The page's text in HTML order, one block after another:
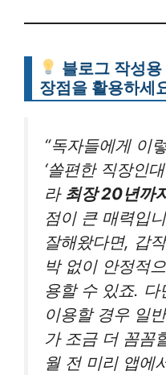
블로그 작성
장점을 활용하세
“독자들에게 이
‘쏠편한 직장인
라 최장 20년까
점이 큰 매력입
잘해왔다면, 갑
박 없이 안정적
용할 수 있죠. 다
이용할 경우 일
가 조금 더 꼼꼼
월 전 미리 앱에